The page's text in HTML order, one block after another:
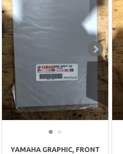
YAMAHA GRAPHIC, FRONT